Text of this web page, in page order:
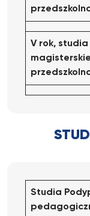
V rok,
Studia